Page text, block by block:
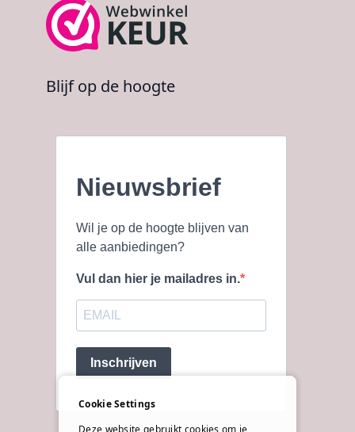
Blijf op de hoogte
Nieuwsbrief
Wil je op de hoogte blijven van
alle aanbiedingen?
Vul dan hier je mailadres in.
Inschrijven
Cookie Settings
Deze website gebruikt cookies om je